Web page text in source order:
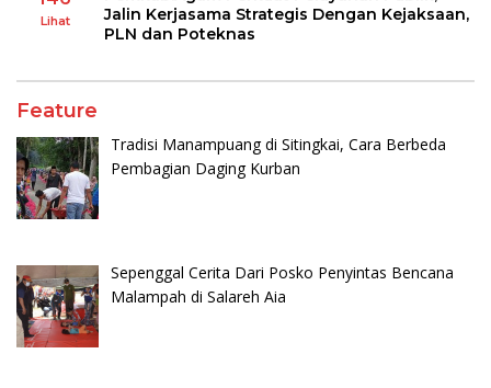
Lihat
Jalin Kerjasama Strategis Dengan Kejaksaan,
PLN dan Poteknas
Feature
Tradisi Manampuang di Sitingkai, Cara Berbeda
Pembagian Daging Kurban
Sepenggal Cerita Dari Posko Penyintas Bencana
Malampah di Salareh Aia